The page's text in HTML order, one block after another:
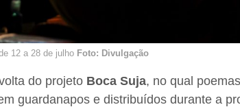
12 a 28 de julho Foto: Divulgação
do projeto Boca Suja, no qual
guardanapos e distribuídos durante a